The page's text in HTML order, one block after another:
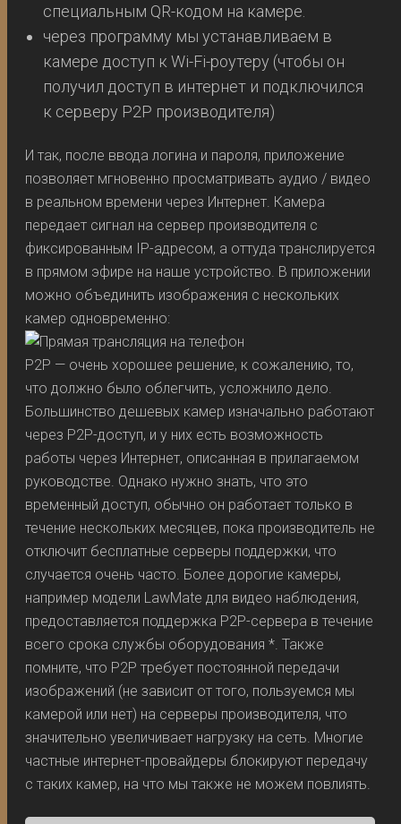
специальным QR-кодом на камере.
через программу мы устанавливаем в
камере доступ к Wi-Fi-роутеру (чтобы он
получил доступ в интернет и подключился
к серверу P2P производителя)
И так, после ввода логина и пароля, приложение
позволяет мгновенно просматривать аудио / видео
в реальном времени через Интернет. Камера
передает сигнал на сервер производителя с
фиксированным IP-адресом, а оттуда транслируется
в прямом эфире на наше устройство. В приложении
можно объединить изображения с нескольких
камер одновременно:
P2P — очень хорошее решение, к сожалению, то,
что должно было облегчить, усложнило дело.
Большинство дешевых камер изначально работают
через P2P-доступ, и у них есть возможность
работы через Интернет, описанная в прилагаемом
руководстве. Однако нужно знать, что это
временный доступ, обычно он работает только в
течение нескольких месяцев, пока производитель не
отключит бесплатные серверы поддержки, что
случается очень часто. Более дорогие камеры,
например модели LawMate для видео наблюдения,
предоставляется поддержка P2P-сервера в течение
всего срока службы оборудования *. Также
помните, что P2P требует постоянной передачи
изображений (не зависит от того, пользуемся мы
камерой или нет) на серверы производителя, что
значительно увеличивает нагрузку на сеть. Многие
частные интернет-провайдеры блокируют передачу
с таких камер, на что мы также не можем повлиять.